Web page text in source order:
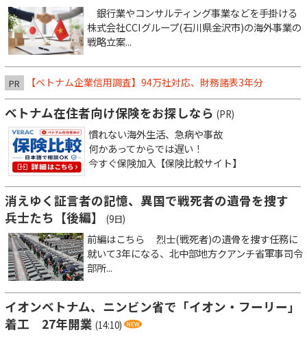
銀行業やコンサルティング事業などを手掛ける
株式会社CCIグループ(石川県金沢市)の海外事業の
戦略立案...
PR 【ベトナム企業信用調査】94万社対応、財務諸表3年分
ベトナム在住者向け保険をお探しなら (PR)
慣れない海外生活、急病や事故
何かあってからでは遅い！
今すぐ保険加入【保険比較サイト】
消えゆく証言者の記憶、異国で戦死者の遺骨を捜す
兵士たち【後編】
(9日)
前編はこちら 烈士(戦死者)の遺骨を捜す任務に
就いて3年になる、北中部地方クアンチ省軍事司令
部所...
イオンベトナム、ニンビン省で「イオン・フーリー」
着工 27年開業 (14:10)